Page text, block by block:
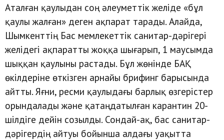
Аталған қаулыдан соң әлеуметтік желіде «бұл
қаулы жалған» деген ақпарат тарады. Алайда,
Шымкенттің Бас мемлекеттік санитар-дәрігері
желідегі ақпаратты жоққа шығарып, 1 маусымда
шыққан қаулыны растады. Бұл жөнінде БАҚ
өкілдеріне өткізген арнайы брифинг барысында
айтты. Яғни, ресми қаулыдағы барлық өзгерістер
орындалады және қатаңдатылған карантин 20-
шілдіге дейін созылды. Сондай-ақ, бас санитар-
дәрігердің айтуы бойынша алдағы уақытта